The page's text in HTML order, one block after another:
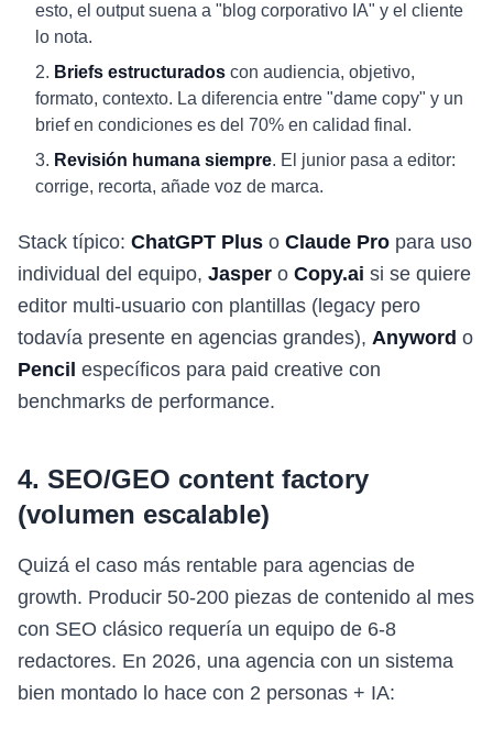
esto, el output suena a "blog corporativo IA" y el cliente
lo nota.
Briefs estructurados con audiencia, objetivo,
formato, contexto. La diferencia entre "dame copy" y un
brief en condiciones es del 70% en calidad final.
Revisión humana siempre. El junior pasa a editor:
corrige, recorta, añade voz de marca.
Stack típico: ChatGPT Plus o Claude Pro para uso
individual del equipo, Jasper o Copy.ai si se quiere
editor multi-usuario con plantillas (legacy pero
todavía presente en agencias grandes), Anyword o
Pencil específicos para paid creative con
benchmarks de performance.
4. SEO/GEO content factory
(volumen escalable)
Quizá el caso más rentable para agencias de
growth. Producir 50-200 piezas de contenido al mes
con SEO clásico requería un equipo de 6-8
redactores. En 2026, una agencia con un sistema
bien montado lo hace con 2 personas + IA: